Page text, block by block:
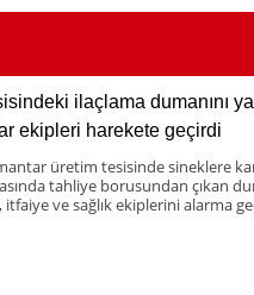
ilaçlama dumanını
ekipleri harekete geçirdi
üretim tesisinde sineklere
tahliye borusundan çıkan
ve sağlık ekiplerini alarma